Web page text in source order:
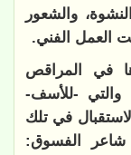
والشعور
في المراقص
والتي -للأسف-
في تلك
شاعر الفسوق: